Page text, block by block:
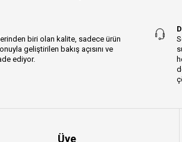
biri olan kalite, sadece ürün
geliştirilen bakış açısını ve
ediyor.
Üye